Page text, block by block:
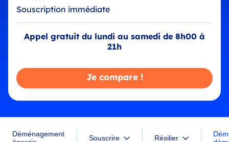
Souscription immédiate
Appel gratuit du lundi au samedi de 8h00 à
21h
Je compare !
Déménagement
Souscrire Résilier